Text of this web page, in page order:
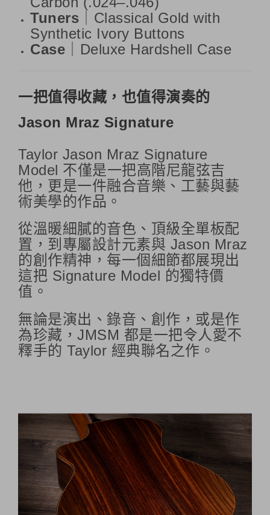
Tuners ｜Classical Gold with
Synthetic Ivory Buttons
Case ｜Deluxe Hardshell Case
一把值得收藏，也值得演奏的
Jason Mraz Signature
Taylor Jason Mraz Signature
Model 不僅是一把高階尼龍弦吉
他，更是一件融合音樂、工藝與藝
術美學的作品。
從溫暖細膩的音色、頂級全單板配
置，到專屬設計元素與 Jason Mraz
的創作精神，每一個細節都展現出
這把 Signature Model 的獨特價
值。
無論是演出、錄音、創作，或是作
為珍藏，JMSM 都是一把令人愛不
釋手的 Taylor 經典聯名之作。